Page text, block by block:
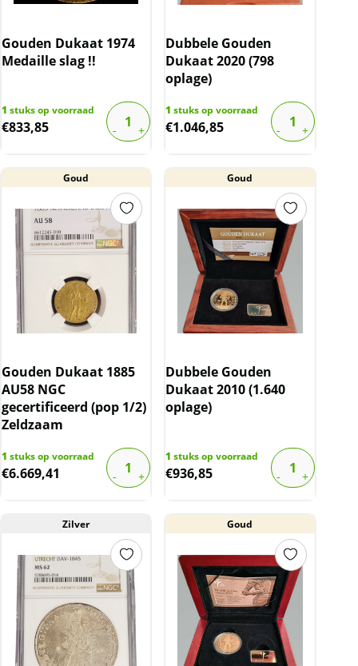
Gouden Dukaat 1974
Medaille slag !!
1 stuks op voorraad
€833,85
Dubbele Gouden
Dukaat 2020 (798
oplage)
1 stuks op voorraad
€1.046,85
Goud
Gouden Dukaat 1885
AU58 NGC
gecertificeerd (pop 1/2)
Zeldzaam
1 stuks op voorraad
€6.669,41
Goud
Dubbele Gouden
Dukaat 2010 (1.640
oplage)
1 stuks op voorraad
€936,85
Zilver Goud